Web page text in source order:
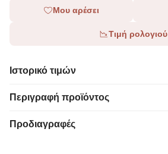
Μου αρέσει
Τιμή ρολογιού
Ιστορικό τιμών
Περιγραφή προϊόντος
Προδιαγραφές